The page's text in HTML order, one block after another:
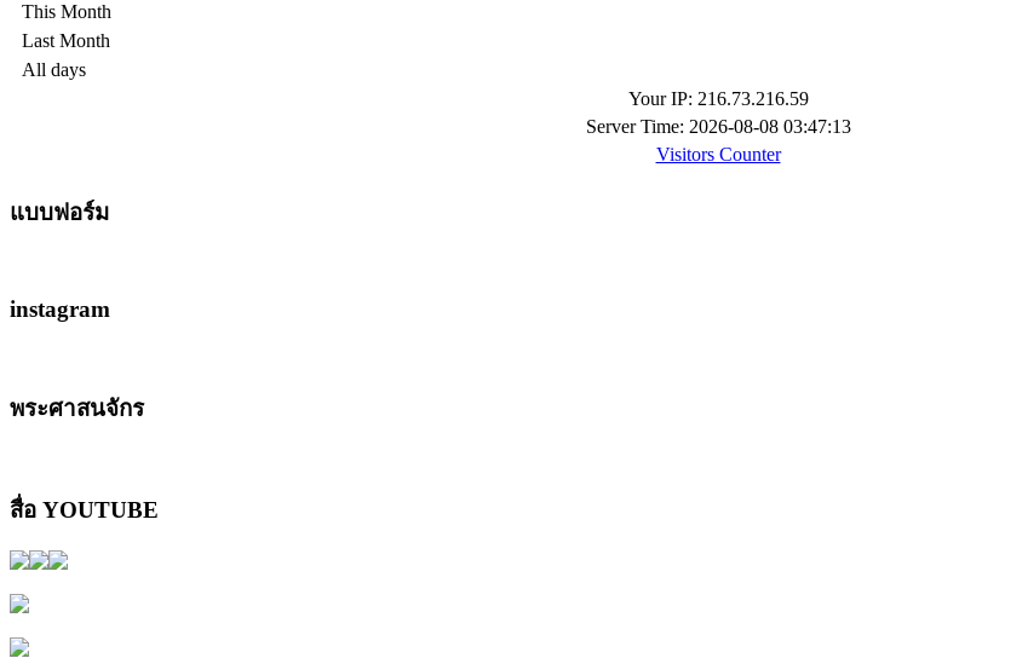
This Month
Last Month
All days
Your IP: 216.73.216.59
Server Time: 2026-08-08 03:47:13
Visitors Counter
แบบฟอร์ม
instagram
พระศาสนจักร
สื่อ YOUTUBE